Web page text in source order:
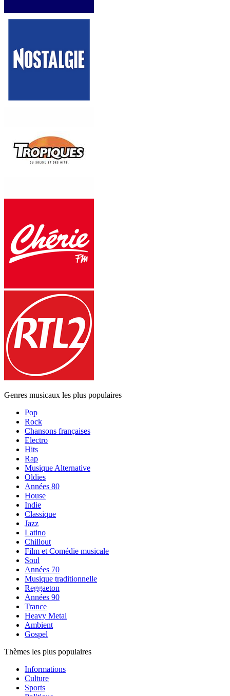
Genres musicaux les plus populaires
Pop
Rock
Chansons françaises
Electro
Hits
Rap
Musique Alternative
Oldies
Années 80
House
Indie
Classique
Jazz
Latino
Chillout
Film et Comédie musicale
Soul
Années 70
Musique traditionnelle
Reggaeton
Années 90
Trance
Heavy Metal
Ambient
Gospel
Thèmes les plus populaires
Informations
Culture
Sports